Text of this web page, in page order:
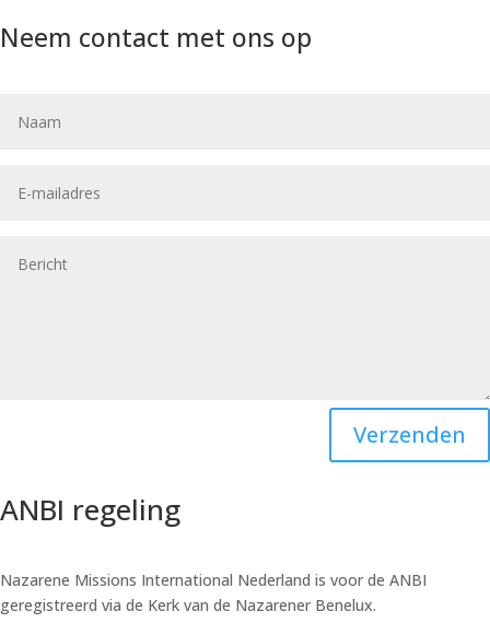
Neem contact met ons op
Verzenden
ANBI regeling
Nazarene Missions International Nederland is voor de ANBI
geregistreerd via de Kerk van de Nazarener Benelux.